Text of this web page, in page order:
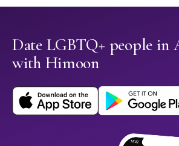
Date LGBTQ+ people in
with Himoon